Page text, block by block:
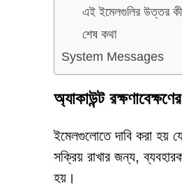
এই ইমেলগুলির উত্তর
শেষ কথা
System Messages
অ্যাকাউন্ট
ইমেলগুলোতে দাবি করা হয় যে
সক্রিয় রাখার জন্য,
হয়।